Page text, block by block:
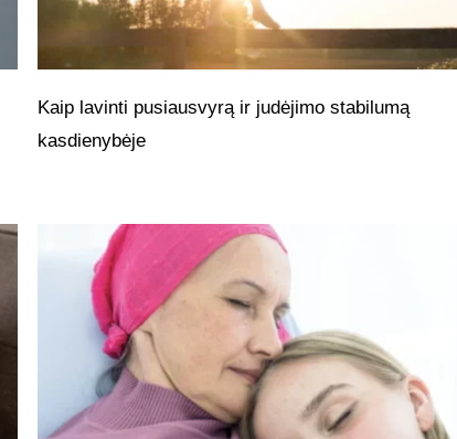
Kaip lavinti pusiausvyrą ir judėjimo stabilumą
kasdienybėje